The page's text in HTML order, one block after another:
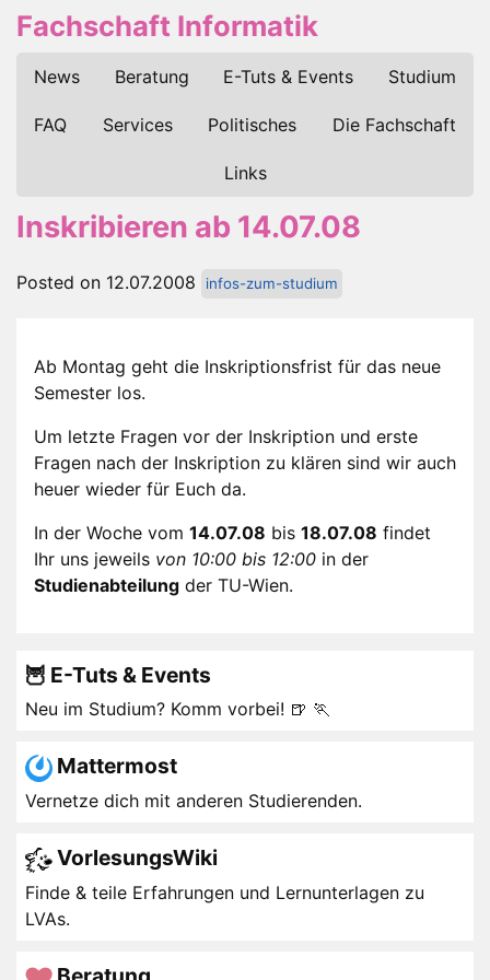
Fachschaft Informatik
News Beratung E-Tuts & Events Studium
FAQ Services Politisches Die Fachschaft
Links
Inskribieren ab 14.07.08
Posted on 12.07.2008 infos-zum-studium
Ab Montag geht die Inskriptionsfrist für das neue
Semester los.
Um letzte Fragen vor der Inskription und erste
Fragen nach der Inskription zu klären sind wir auch
heuer wieder für Euch da.
In der Woche vom 14.07.08 bis 18.07.08 findet
Ihr uns jeweils von 10:00 bis 12:00 in der
Studienabteilung der TU-Wien.
🦉 E-Tuts & Events
Neu im Studium? Komm vorbei! 🍺 🏃
Mattermost
Vernetze dich mit anderen Studierenden.
VorlesungsWiki
Finde & teile Erfahrungen und Lernunterlagen zu
LVAs.